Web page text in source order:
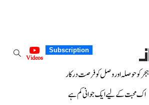
Subscription
Videos
ہجر کو حوصلہ اور وصل کو فرصت درکار
اک محبت کے لیے ایک جوانی کم ہے